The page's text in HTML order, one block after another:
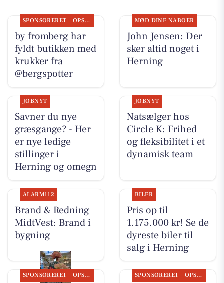
SPONSORERET OPSLAGSTAVLEN
by fromberg har
fyldt butikken med
krukker fra
@bergspotter
MØD DINE NABOER
John Jensen: Der
sker altid noget i
Herning
JOBNYT
Savner du nye
græsgange? - Her
er nye ledige
stillinger i
Herning og omegn
JOBNYT
Natsælger hos
Circle K: Frihed
og fleksibilitet i et
dynamisk team
ALARM112
Brand & Redning
MidtVest: Brand i
bygning
BILER
Pris op til
1.175.000 kr! Se de
dyreste biler til
salg i Herning
SPONSORERET OPSLAGSTAVLEN SPONSORERET OPSLAGSTAVLEN